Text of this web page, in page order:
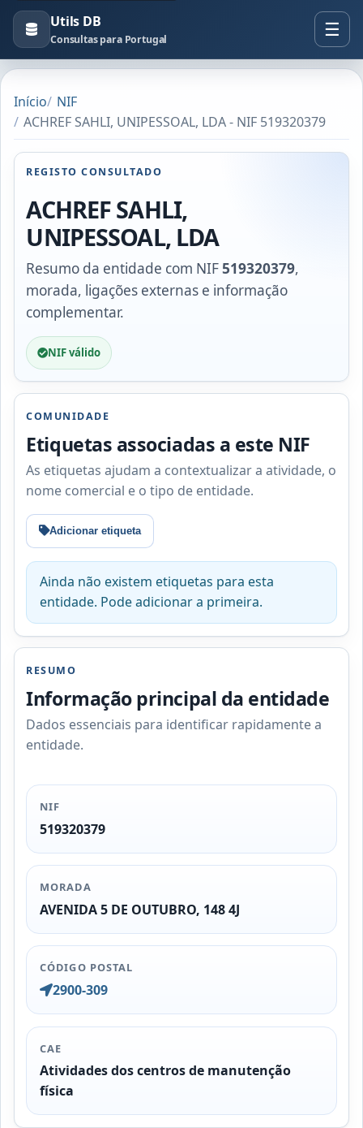
Utils DB
Consultas para Portugal
Início
NIF
ACHREF SAHLI, UNIPESSOAL, LDA - NIF 519320379
REGISTO CONSULTADO
ACHREF SAHLI,
UNIPESSOAL, LDA
Resumo da entidade com NIF519320379,
morada, ligações externas e informação
complementar.
NIF válido
COMUNIDADE
Etiquetas associadas a este NIF
As etiquetas ajudam a contextualizar a atividade, o
nome comercial e o tipo de entidade.
Adicionar etiqueta
Ainda não existem etiquetas para esta
entidade. Pode adicionar a primeira.
RESUMO
Informação principal da entidade
Dados essenciais para identificar rapidamente a
entidade.
NIF
519320379
MORADA
AVENIDA 5 DE OUTUBRO, 148 4J
CÓDIGO POSTAL
2900-309
CAE
Atividades dos centros de manutenção
física